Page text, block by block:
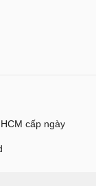
cấp ngày